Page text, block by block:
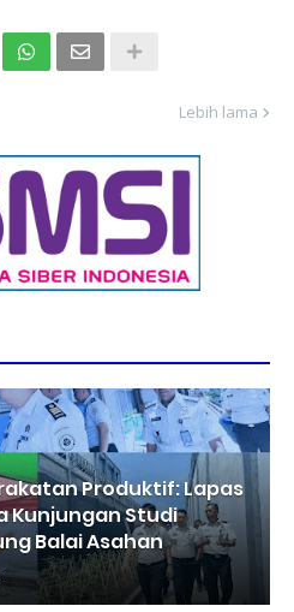
Lebih lama
Produktif: Lapas
Kunjungan Studi
Balai Asahan